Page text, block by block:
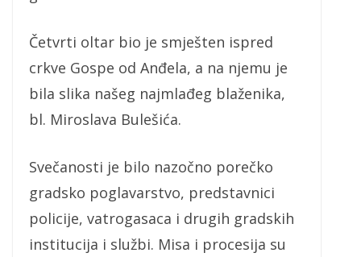
Četvrti oltar bio je smješten ispred
crkve Gospe od Anđela, a na njemu je
bila slika našeg najmlađeg blaženika,
bl. Miroslava Bulešića.
Svečanosti je bilo nazočno porečko
gradsko poglavarstvo, predstavnici
policije, vatrogasaca i drugih gradskih
institucija i službi. Misa i procesija su